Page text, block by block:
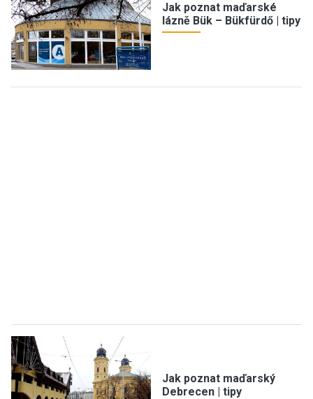
Jak poznat maďarské
lázně Bük – Bükfürdő | tipy
Jak poznat maďarský
Debrecen | tipy